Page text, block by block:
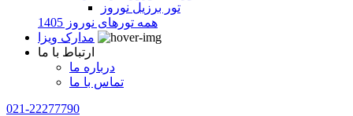
تور برزیل نوروز
همه تورهای نوروز 1405
مدارک ویزا
ارتباط با ما
درباره ما
تماس با ما
021-22277790